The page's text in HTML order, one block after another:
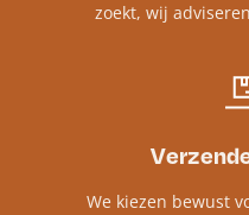
zoekt, wij
We kiezen bewust